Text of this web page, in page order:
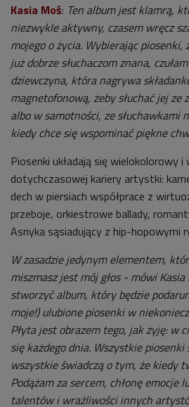
Kasia Moś: Ten album jest klamrą,
niezwykle aktywny, czasem wręcz
mojego o życia. Wybierając
już dobrze słuchaczom znana,
dziewczyna, która nagrywa
magnetofonową, żeby słuchać jej
albo w samotności, ze słuchawkami
kiedy chce się wspominać piękne
Piosenki układają się wielokolorowy
dotychczasowej kariery artystki:
dech w piersiach współprace z
przeboje, orkiestrowe ballady,
Asnyka sąsiadujący z hip-hopowymi
W zasadzie jedynym elementem,
miszmasz jest mój głos - mówi Kasia
stworzyć album, który będzie
moje!) ulubione piosenki w
Płyta jest obrazem tego, jak żyję: w
się każdego dnia. Wszystkie
wszystkie świadczą o tym, że kiedy
Podążam za sercem, chłonę emocje
talentów i wrażliwości innych